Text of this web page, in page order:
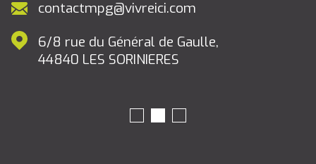
contactmpg@vivreici.com
6/8 rue du Général de Gaulle,
44840
LES SORINIERES